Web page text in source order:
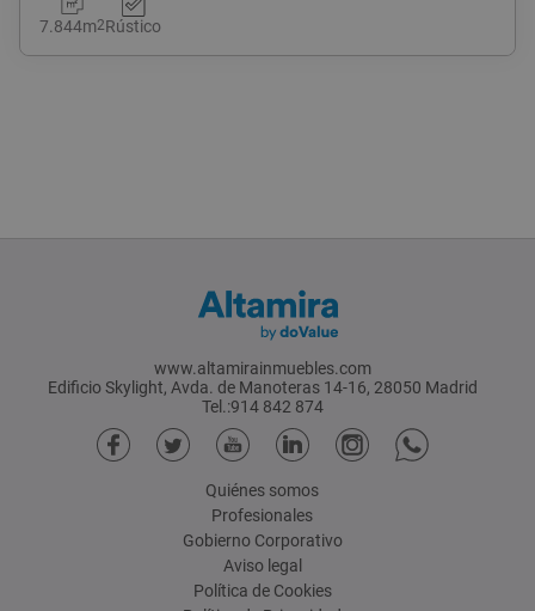
7.844m2Rústico
www.altamirainmuebles.com
Edificio Skylight, Avda. de Manoteras 14-16, 28050 Madrid
Tel.:914 842 874
Quiénes somos
Profesionales
Gobierno Corporativo
Aviso legal
Política de Cookies